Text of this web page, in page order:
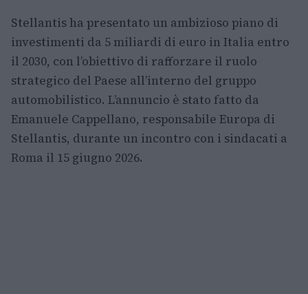
Stellantis ha presentato un ambizioso piano di
investimenti da 5 miliardi di euro in Italia entro
il 2030, con l’obiettivo di rafforzare il ruolo
strategico del Paese all’interno del gruppo
automobilistico. L’annuncio è stato fatto da
Emanuele Cappellano, responsabile Europa di
Stellantis, durante un incontro con i sindacati a
Roma il 15 giugno 2026.